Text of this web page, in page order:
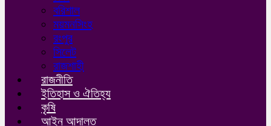
বরিশাল
ময়মনসিংহ
রংপুর
সিলেট
রাজশাহী
রাজনীতি
ইতিহাস ও ঐতিহ্য
কৃষি
আইন আদালত